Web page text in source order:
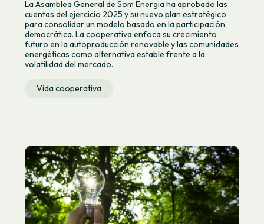
La Asamblea General de Som Energia ha aprobado las
cuentas del ejercicio 2025 y su nuevo plan estratégico
para consolidar un modelo basado en la participación
democrática. La cooperativa enfoca su crecimiento
futuro en la autoproducción renovable y las comunidades
energéticas como alternativa estable frente a la
volatilidad del mercado.
Vida cooperativa